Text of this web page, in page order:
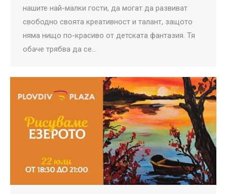
нашите най-малки гости, да могат да развиват
свободно своята креативност и талант, защото
няма нищо по-красиво от детската фантазия. Тя
обаче трябва да се…